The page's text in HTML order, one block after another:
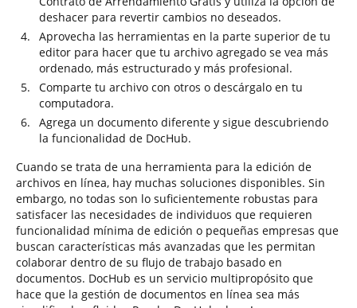
deshacer para revertir cambios no deseados.
Aprovecha las herramientas en la parte superior de tu
editor para hacer que tu archivo agregado se vea más
ordenado, más estructurado y más profesional.
Comparte tu archivo con otros o descárgalo en tu
computadora.
Agrega un documento diferente y sigue descubriendo
la funcionalidad de DocHub.
Cuando se trata de una herramienta para la edición de
archivos en línea, hay muchas soluciones disponibles. Sin
embargo, no todas son lo suficientemente robustas para
satisfacer las necesidades de individuos que requieren
funcionalidad mínima de edición o pequeñas empresas que
buscan características más avanzadas que les permitan
colaborar dentro de su flujo de trabajo basado en
documentos. DocHub es un servicio multipropósito que
hace que la gestión de documentos en línea sea más